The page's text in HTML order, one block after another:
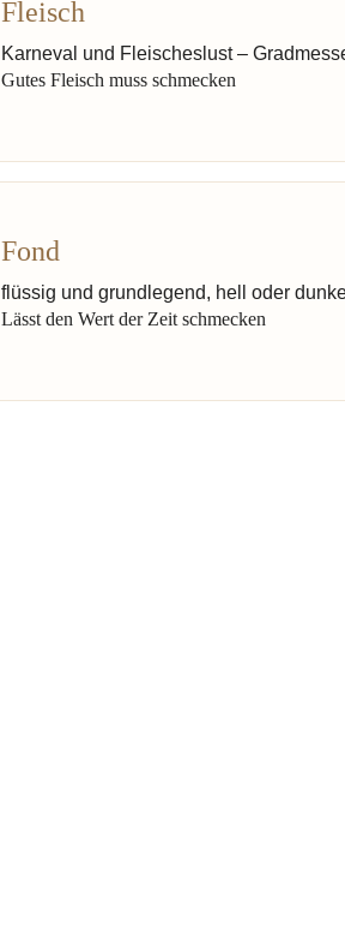
Fleisch
Karneval und Fleischeslust –
Gutes Fleisch muss schmecken
Fond
flüssig und grundlegend, hell oder
Lässt den Wert der Zeit schmecken